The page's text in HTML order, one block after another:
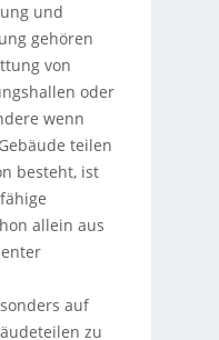
und
gehören
von
oder
wenn
teilen
besteht, ist
allein aus
auf
zu